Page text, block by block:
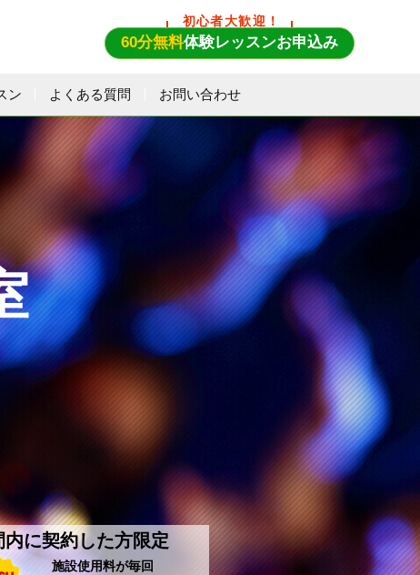
初心者大歓迎！
60分無料体験レッスンお申込み
ン よくある質問 お問い合わせ
内に契約した方限定
施設使用料が毎回